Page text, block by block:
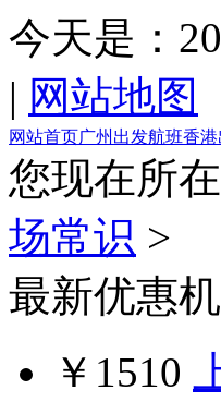
今天是：
| 网站地图
网站首页广州出发航班香港
您现在所
场常识 >
最新优惠
￥1510